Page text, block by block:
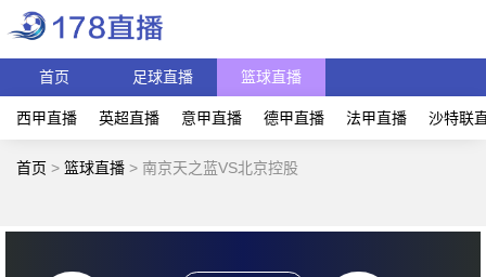
首页 足球直播 篮球直播
西甲直播 英超直播 意甲直播 德甲直播 法甲直播 沙特联
首页 > 篮球直播 > 南京天之蓝VS北京控股